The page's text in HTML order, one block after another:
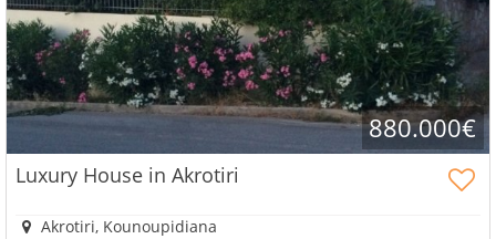
880.000€
Luxury House in Akrotiri
Akrotiri, Kounoupidiana